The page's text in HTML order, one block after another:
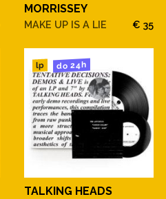
MORRISSEY
MAKE UP IS A LIE € 35
lp do 24h
TALKING HEADS